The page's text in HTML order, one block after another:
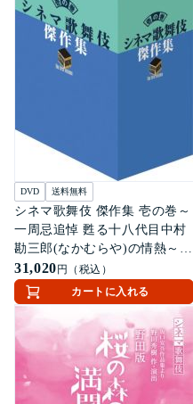
DVD 送料無料
シネマ歌舞伎 傑作集 壱の巻～
一周忌追悼 甦る十八代目中村
勘三郎(なかむらや)の情熱～
[DVD]
31,020 円（税込）
カートに入れる